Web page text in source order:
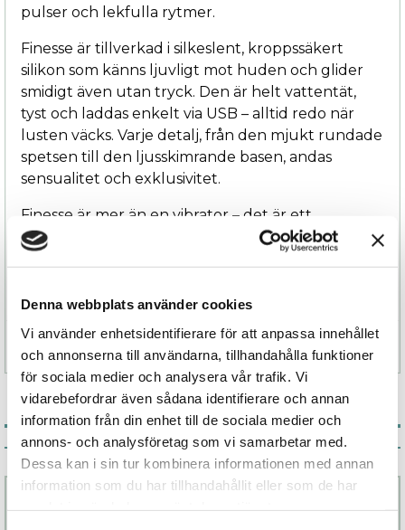
Denna webbplats använder cookies
Vi använder enhetsidentifierare för att anpassa innehållet
och annonserna till användarna, tillhandahålla funktioner
för sociala medier och analysera vår trafik. Vi
vidarebefordrar även sådana identifierare och annan
information från din enhet till de sociala medier och
annons- och analysföretag som vi samarbetar med.
Dessa kan i sin tur kombinera informationen med annan
information som du har tillhandahållit eller som de har
pulser och lekfulla rytmer.
Finesse är tillverkad i silkeslent, kroppssäkert
silikon som känns ljuvligt mot huden och glider
smidigt även utan tryck. Den är helt vattentät,
tyst och laddas enkelt via USB – alltid redo när
lusten väcks. Varje detalj, från den mjukt rundade
spetsen till den ljusskimrande basen, andas
sensualitet och exklusivitet.
Finesse är mer än en vibrator – det är ett
konstverk i njutning, designat för den som
uppskattar både estetik och intensitet i perfekta
Associerade produkter